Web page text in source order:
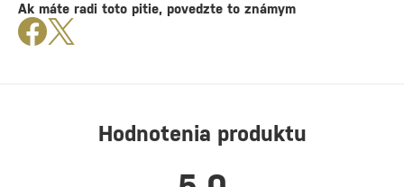
Hodnotenia produktu
Ak máte radi toto pitie, povedzte to známym